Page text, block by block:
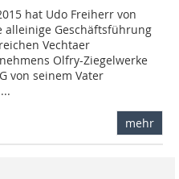
hat Udo Freiherr von
alleinige Geschäftsführung
Vechtaer
Olfry-Ziegelwerke
von seinem Vater
mehr